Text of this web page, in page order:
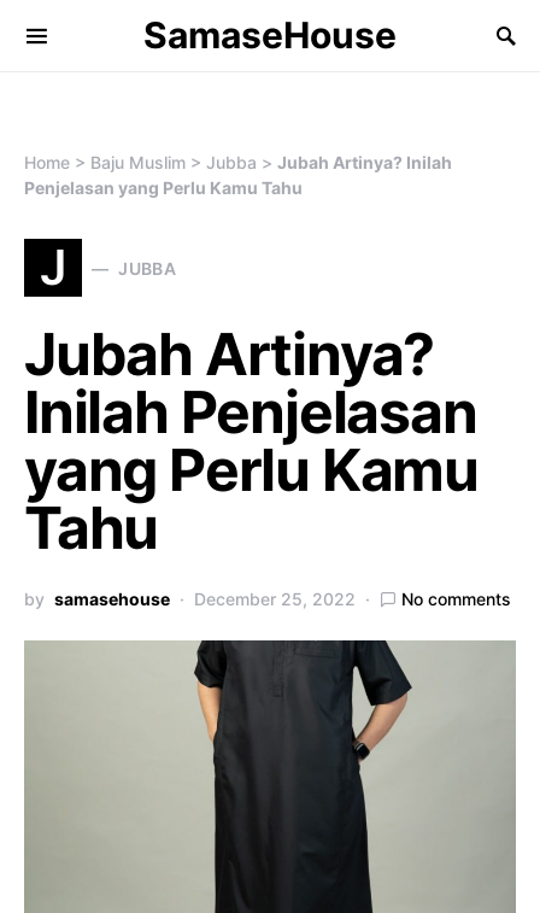
SamaseHouse
Search for:
Home > Baju Muslim > Jubba > Jubah Artinya? Inilah
Penjelasan yang Perlu Kamu Tahu
J JUBBA
Jubah Artinya?
Inilah Penjelasan
yang Perlu Kamu
Tahu
by samasehouse December 25, 2022 No comments